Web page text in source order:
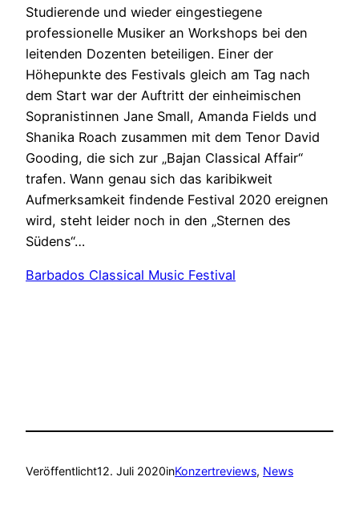
Studierende und wieder eingestiegene
professionelle Musiker an Workshops bei den
leitenden Dozenten beteiligen. Einer der
Höhepunkte des Festivals gleich am Tag nach
dem Start war der Auftritt der einheimischen
Sopranistinnen Jane Small, Amanda Fields und
Shanika Roach zusammen mit dem Tenor David
Gooding, die sich zur „Bajan Classical Affair“
trafen. Wann genau sich das karibikweit
Aufmerksamkeit findende Festival 2020 ereignen
wird, steht leider noch in den „Sternen des
Südens“…
Barbados Classical Music Festival
Veröffentlicht12. Juli 2020inKonzertreviews, News